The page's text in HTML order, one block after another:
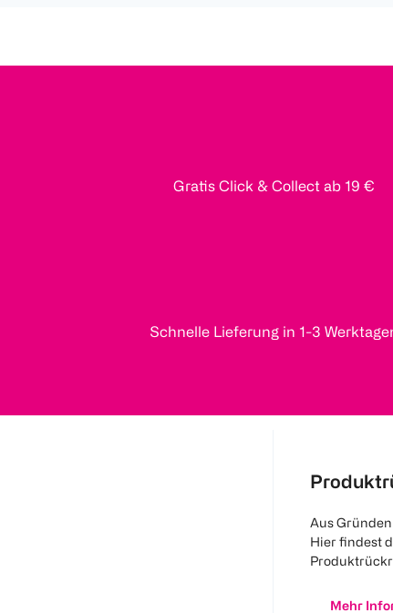
Gratis Click & Collect ab 19 €
Schnelle Lieferung in 1-3
Aus
Hier findest
Mehr